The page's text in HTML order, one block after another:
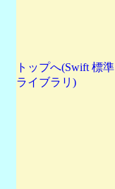
トップへ(Swift 標準
ライブラリ)